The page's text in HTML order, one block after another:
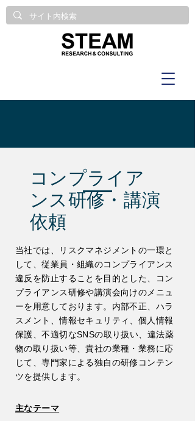
コンプライア
ンス研修・講演
依頼
当社では、リスクマネジメントの一環と
して、従業員・組織のコンプライアンス
違反を防止することを目的とした、コン
プライアンス研修や講演会向けのメニュ
ーを用意しております。内部不正、ハラ
スメント、情報セキュリティ、個人情報
保護、不適切なSNSの取り扱い、違法薬
物の取り扱い等、貴社の業種・業務に応
じて、専門家による独自の研修コンテン
ツを提供します。​
主なテーマ